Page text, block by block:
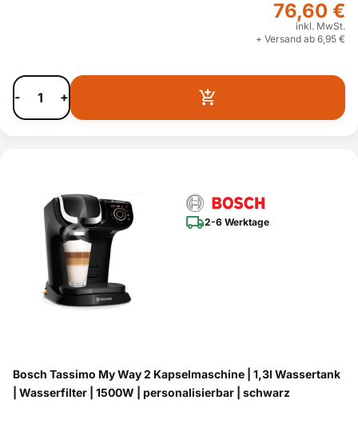
76,60 €
inkl. MwSt.
+ Versand ab 6,95 €
- +
2-6 Werktage
Bosch Tassimo My Way 2 Kapselmaschine | 1,3l Wassertank
| Wasserfilter | 1500W | personalisierbar | schwarz